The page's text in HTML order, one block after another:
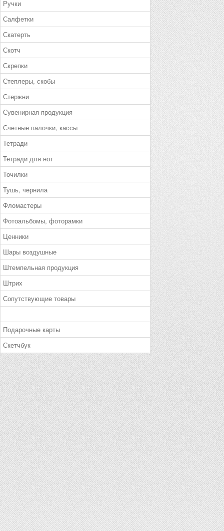
Ручки
Салфетки
Скатерть
Скотч
Скрепки
Степлеры, скобы
Стержни
Сувенирная продукция
Счетные палочки, кассы
Тетради
Тетради для нот
Точилки
Тушь, чернила
Фломастеры
Фотоальбомы, фоторамки
Ценники
Шары воздушные
Штемпельная продукция
Штрих
Сопутствующие товары
Подарочные карты
Скетчбук